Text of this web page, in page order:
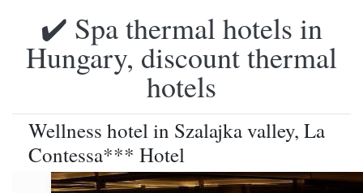
✔️ Spa thermal hotels in
Hungary, discount thermal
hotels
Wellness hotel in Szalajka valley, La
Contessa*** Hotel